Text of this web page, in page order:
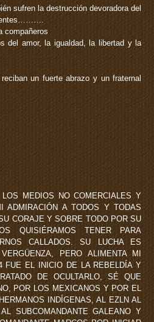
sufren la destrucción devoradora del
compañeros
del amor, la igualdad, la libertad y la
un fuerte abrazo y un fraternal
MEDIOS NO COMERCIALES Y
ADMIRACIÓN A TODOS Y TODAS
CORAJE Y SOBRE TODO POR SU
QUISIÉRAMOS TENER PARA
CALLADOS. SU LUCHA ES
PERO ALIMENTA MI
FUE EL INICIO DE LA REBELDÍA Y
DE OCULTARLO, SÉ QUE
POR LOS MEXICANOS Y POR EL
INDÍGENAS, AL EZLN AL
SUBCOMANDANTE GALEANO Y